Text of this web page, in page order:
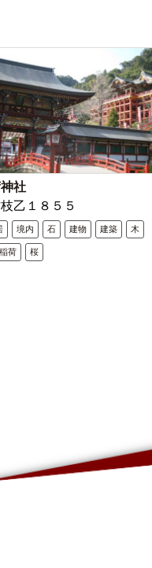
社
乙１８５５
境内 石 建物 建築 木
稲荷 桜